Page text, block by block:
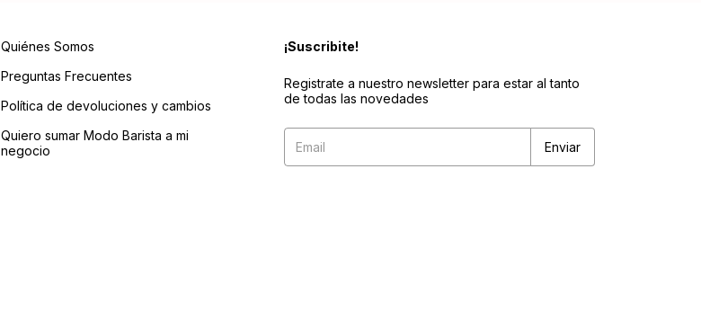
Quiénes Somos
Preguntas Frecuentes
Política de devoluciones y cambios
Quiero sumar Modo Barista a mi
negocio
¡Suscribite!
Registrate a nuestro newsletter para estar al tanto
de todas las novedades